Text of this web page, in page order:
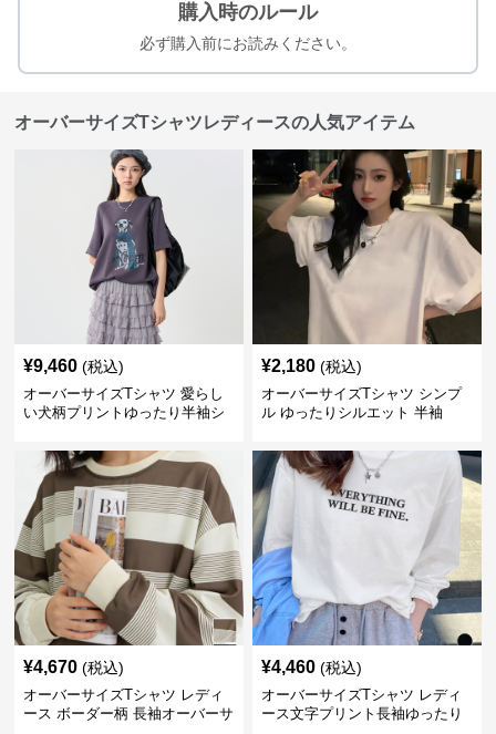
購入時のルール
必ず購入前にお読みください。
オーバーサイズTシャツレディースの人気アイテム
¥9,460 (税込)
オーバーサイズTシャツ 愛らし
い犬柄プリントゆったり半袖シ
¥2,180 (税込)
オーバーサイズTシャツ シンプ
ル ゆったりシルエット 半袖
¥4,670 (税込)
オーバーサイズTシャツ レディ
ース ボーダー柄 長袖オーバーサ
¥4,460 (税込)
オーバーサイズTシャツ レディ
ース文字プリント長袖ゆったり